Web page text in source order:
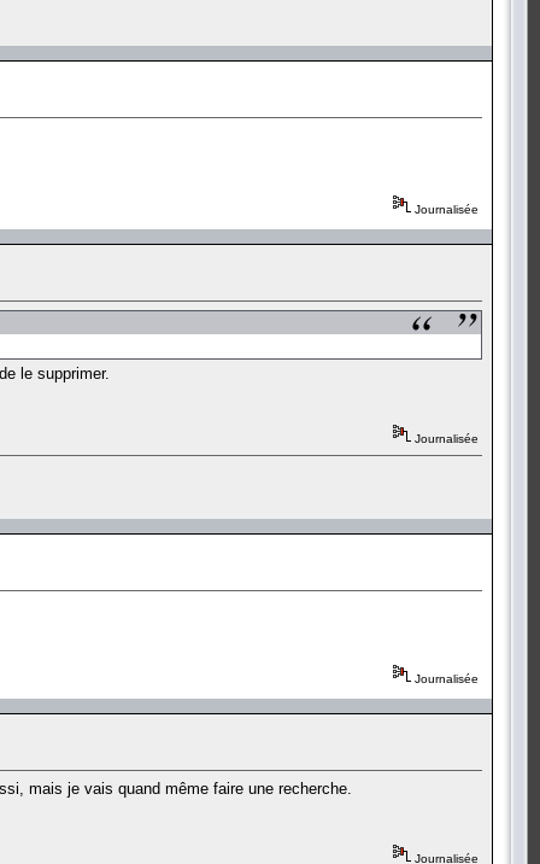
Journalisée
le supprimer.
Journalisée
Journalisée
mais je vais quand même faire une recherche.
Journalisée